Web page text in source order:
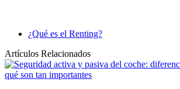
¿Qué es el Renting?
Artículos Relacionados